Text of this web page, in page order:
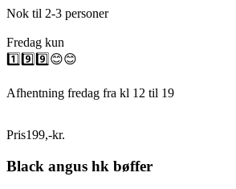
Nok til 2-3 personer
Fredag kun
1️⃣9️⃣9️⃣😊😊
Afhentning fredag fra kl 12 til 19
Pris199,-kr.
Black angus hk bøffer